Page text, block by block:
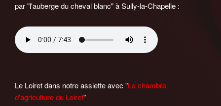
par "l'auberge du cheval blanc" à Sully-la-Chapelle :
Le Loiret dans notre assiette avec "La chambre
d'agriculture du Loiret"